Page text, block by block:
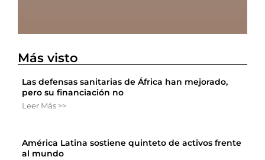
Más visto
Las defensas sanitarias de África han mejorado,
pero su financiación no
Leer Más >>
América Latina sostiene quinteto de activos frente
al mundo